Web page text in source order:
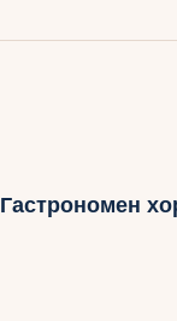
Гастрономен